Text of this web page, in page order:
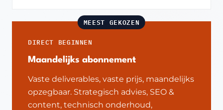
MEEST GEKOZEN
DIRECT BEGINNEN
Maandelijks abonnement
Vaste deliverables, vaste prijs, maandelijks
opzegbaar. Strategisch advies, SEO &
content, technisch onderhoud,